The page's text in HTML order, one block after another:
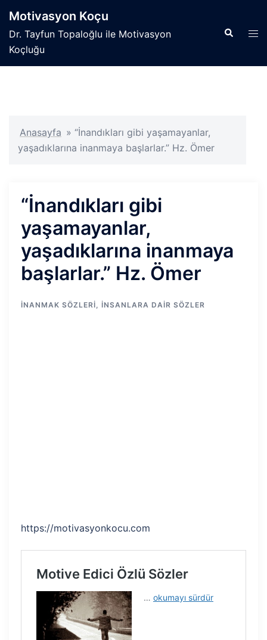
atlaMotivasyon Koçu
Dr. Tayfun Topaloğlu ile Motivasyon
Koçluğu
Search
Anasayfa » “İnandıkları gibi yaşamayanlar,
yaşadıklarına inanmaya başlarlar.” Hz. Ömer
“İnandıkları gibi
yaşamayanlar,
yaşadıklarına inanmaya
başlarlar.” Hz. Ömer
İNANMAK SÖZLERI, İNSANLARA DAIR SÖZLER
https://motivasyonkocu.com